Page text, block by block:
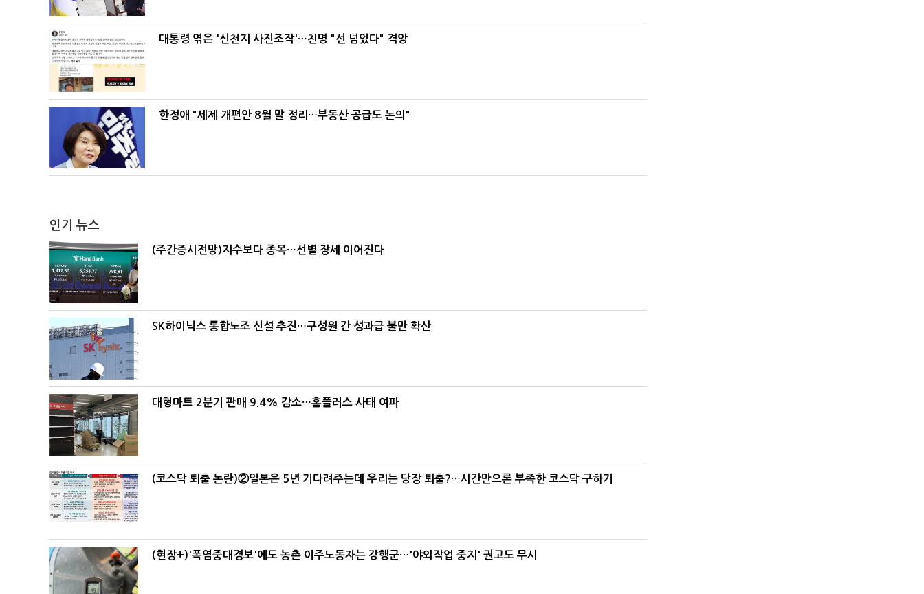
대통령 엮은 '신천지 사진조작'…친명 "선 넘었다" 격앙
한정애 "세제 개편안 8월 말 정리…부동산 공급도 논의"
인기 뉴스
(주간증시전망)지수보다 종목…선별 장세 이어진다
SK하이닉스 통합노조 신설 추진…구성원 간 성과급 불만 확산
대형마트 2분기 판매 9.4% 감소…홈플러스 사태 여파
(코스닥 퇴출 논란)②일본은 5년 기다려주는데 우리는 당장 퇴출?…시간만으론 부족한 코스닥 구하기
(현장+)'폭염중대경보'에도 농촌 이주노동자는 강행군…'야외작업 중지' 권고도 무시